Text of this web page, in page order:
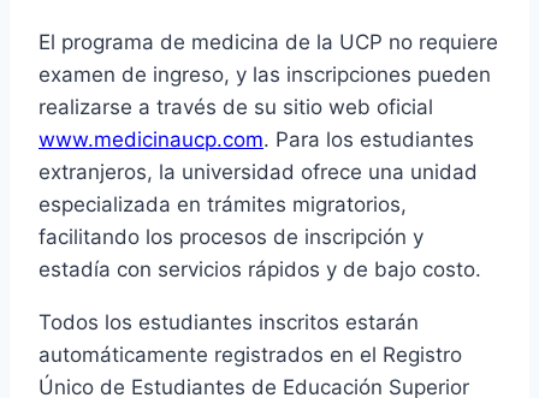
El programa de medicina de la UCP no requiere
examen de ingreso, y las inscripciones pueden
realizarse a través de su sitio web oficial
www.medicinaucp.com. Para los estudiantes
extranjeros, la universidad ofrece una unidad
especializada en trámites migratorios,
facilitando los procesos de inscripción y
estadía con servicios rápidos y de bajo costo.
Todos los estudiantes inscritos estarán
automáticamente registrados en el Registro
Único de Estudiantes de Educación Superior